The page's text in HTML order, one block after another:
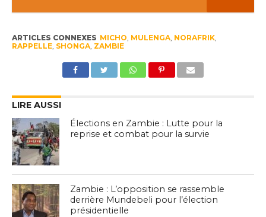
ARTICLES CONNEXES MICHO, MULENGA, NORAFRIK,
RAPPELLE, SHONGA, ZAMBIE
LIRE AUSSI
Élections en Zambie : Lutte pour la
reprise et combat pour la survie
Zambie : L’opposition se rassemble
derrière Mundebeli pour l’élection
présidentielle